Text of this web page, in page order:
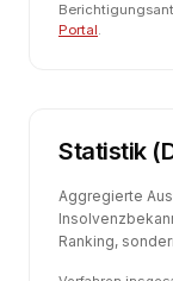
Portal.
Statistik
Aggregierte
Ranking,